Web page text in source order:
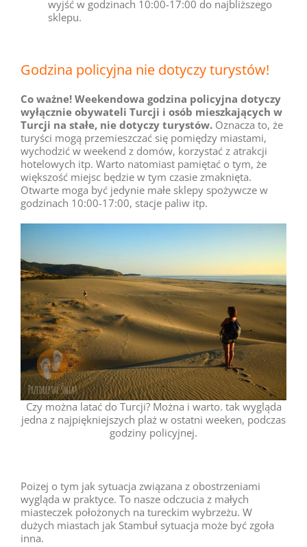
wyjść w godzinach 10:00-17:00 do najbliższego
sklepu.
Godzina policyjna nie dotyczy turystów!
Co ważne! Weekendowa godzina policyjna dotyczy
wyłącznie obywateli Turcji i osób mieszkających w
Turcji na stałe, nie dotyczy turystów. Oznacza to, że
turyści mogą przemieszczać się pomiędzy miastami,
wychodzić w weekend z domów, korzystać z atrakcji
hotelowych itp. Warto natomiast pamiętać o tym, że
większość miejsc będzie w tym czasie zmaknięta.
Otwarte moga być jedynie małe sklepy spożywcze w
godzinach 10:00-17:00, stacje paliw itp.
Czy można latać do Turcji? Można i warto. tak wygląda
jedna z najpiękniejszych plaż w ostatni weeken, podczas
godziny policyjnej.
Poizej o tym jak sytuacja związana z obostrzeniami
wygląda w praktyce. To nasze odczucia z małych
miasteczek położonych na tureckim wybrzeżu. W
dużych miastach jak Stambuł sytuacja może być zgoła
inna.